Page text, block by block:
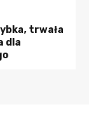
trwała
dla